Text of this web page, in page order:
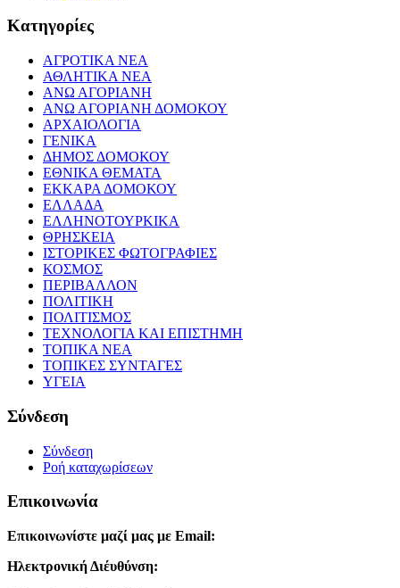
Kατηγορίες
ΑΓΡΟΤΙΚΑ ΝΕΑ
ΑΘΛΗΤΙΚΑ ΝΕΑ
ΑΝΩ ΑΓΟΡΙΑΝΗ
ΑΝΩ ΑΓΟΡΙΑΝΗ ΔΟΜΟΚΟΥ
ΑΡΧΑΙΟΛΟΓΙΑ
ΓΕΝΙΚΑ
ΔΗΜΟΣ ΔΟΜΟΚΟΥ
ΕΘΝΙΚΑ ΘΕΜΑΤΑ
ΕΚΚΑΡΑ ΔΟΜΟΚΟΥ
ΕΛΛΑΔΑ
ΕΛΛΗΝΟΤΟΥΡΚΙΚΑ
ΘΡΗΣΚΕΙΑ
ΙΣΤΟΡΙΚΕΣ ΦΩΤΟΓΡΑΦΙΕΣ
ΚΟΣΜΟΣ
ΠΕΡΙΒΑΛΛΟΝ
ΠΟΛΙΤΙΚΗ
ΠΟΛΙΤΙΣΜΟΣ
ΤΕΧΝΟΛΟΓΙΑ ΚΑΙ ΕΠΙΣΤΗΜΗ
ΤΟΠΙΚΑ ΝΕΑ
ΤΟΠΙΚΕΣ ΣΥΝΤΑΓΕΣ
ΥΓΕΙΑ
Σύνδεση
Σύνδεση
Ροή καταχωρίσεων
Επικοινωνία
Επικοινωνίστε μαζί μας με Email:
Ηλεκτρονική Διέυθύνση: